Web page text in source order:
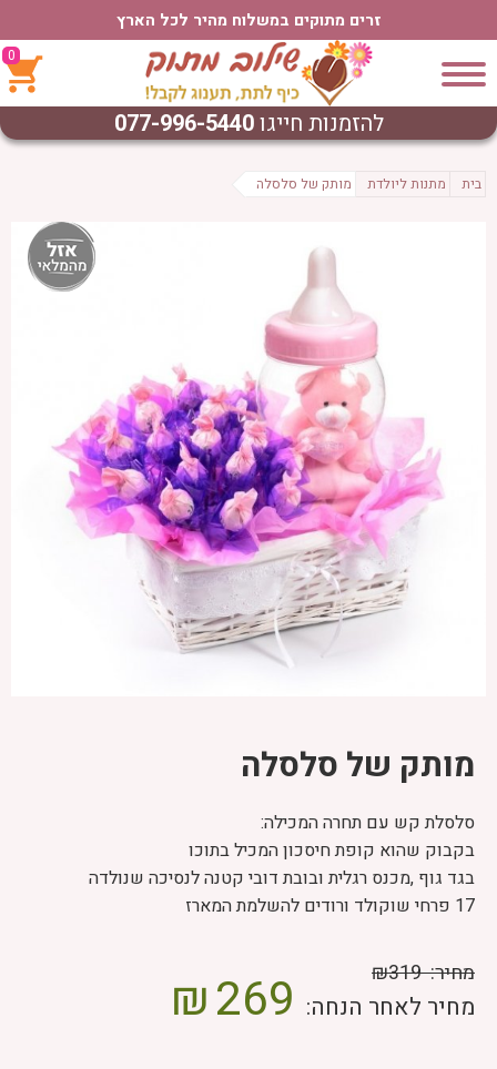
זרים מתוקים במשלוח מהיר לכל הארץ
0
להזמנות חייגו077-996-5440
בית מתנות ליולדת מותק של סלסלה
מותק של סלסלה
סלסלת קש עם תחרה המכילה:
בקבוק שהוא קופת חיסכון המכיל בתוכו
בגד גוף ,מכנס רגלית ובובת דובי קטנה לנסיכה שנולדה
17 פרחי שוקולד ורודים להשלמת המארז
מחיר:₪319
מחיר לאחר הנחה: 269
₪